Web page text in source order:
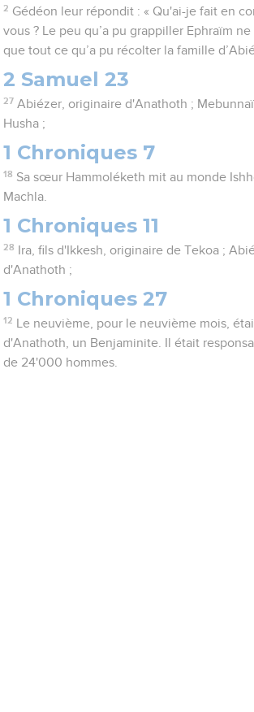
2 Gédéon leur répondit : « Qu'ai-je fait en
vous ? Le peu qu’a pu grappiller Ephraïm
que tout ce qu’a pu récolter la famille
2 Samuel 23
27 Abiézer, originaire d'Anathoth ;
Husha ;
1 Chroniques 7
18 Sa sœur Hammoléketh mit au monde
Machla.
1 Chroniques 11
28
Ira, fils d'Ikkesh, originaire de Tekoa ;
d'Anathoth ;
1 Chroniques 27
12
Le neuvième, pour le neuvième mois,
d'Anathoth, un Benjaminite. Il était
de 24'000 hommes.